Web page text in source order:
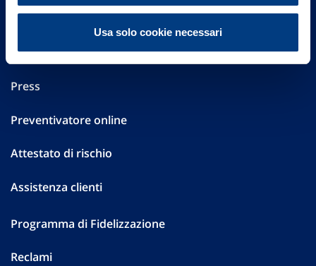
Usa solo cookie necessari
Sostenibilità
Performances
Press
Preventivatore online
Attestato di rischio
Assistenza clienti
Programma di Fidelizzazione
Reclami